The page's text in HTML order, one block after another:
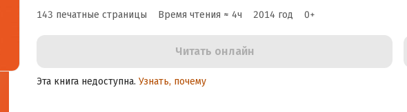
правовых актов.
Становление, опыт,
перспективы
143 печатные страницы Время чтения ≈ 4ч 2014 год 0+
Читать онлайн
Эта книга недоступна. Узнать, почему